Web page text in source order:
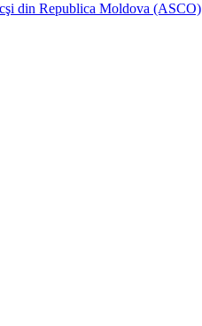
din Republica Moldova (ASCO)